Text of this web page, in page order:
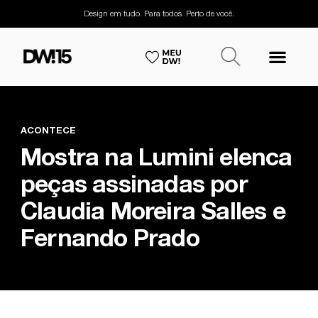
Design em tudo. Para todos. Perto de você.
ACONTECE
Mostra na Lumini elenca
peças assinadas por
Claudia Moreira Salles e
Fernando Prado